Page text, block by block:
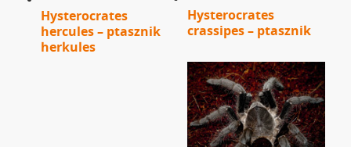
Hysterocrates
hercules – ptasznik
herkules
Hysterocrates
crassipes – ptasznik